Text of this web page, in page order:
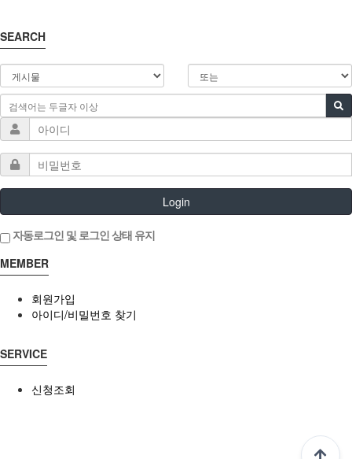
SEARCH
Login
자동로그인 및 로그인 상태 유지
MEMBER
회원가입
아이디/비밀번호 찾기
SERVICE
신청조회